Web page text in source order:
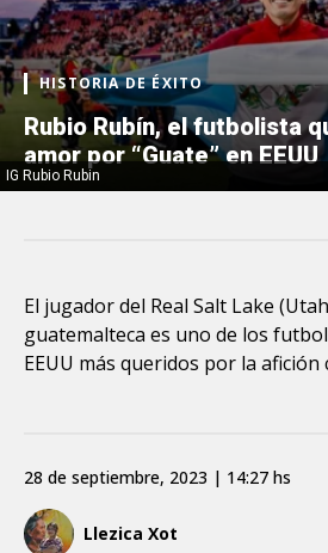
IG Rubio Rubin
HISTORIA DE ÉXITO
Rubio Rubín, el futbolista
amor por “Guate” en EEUU
El jugador del Real Salt Lake
guatemalteca es uno de los
EEUU más queridos por la afición
Llezica Xot
28 de septiembre, 2023 | 14:27 hs